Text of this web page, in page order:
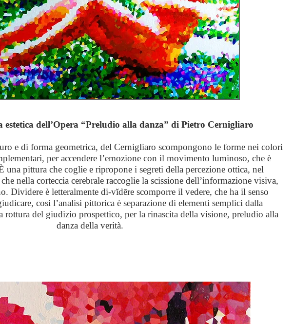
estetica dell’Opera “Preludio alla danza” di Pietro Cernigliaro
e di forma geometrica, del Cernigliaro scompongono le forme nei colori
per accendere l’emozione con il movimento luminoso, che è
una pittura che coglie e ripropone i segreti della percezione ottica, nel
nella corteccia cerebrale raccoglie la scissione dell’informazione visiva,
Dividere è letteralmente di-vĭdēre scomporre il vedere, che ha il senso
così l’analisi pittorica è separazione di elementi semplici dalla
rottura del giudizio prospettico, per la rinascita della visione, preludio alla
danza della verità.